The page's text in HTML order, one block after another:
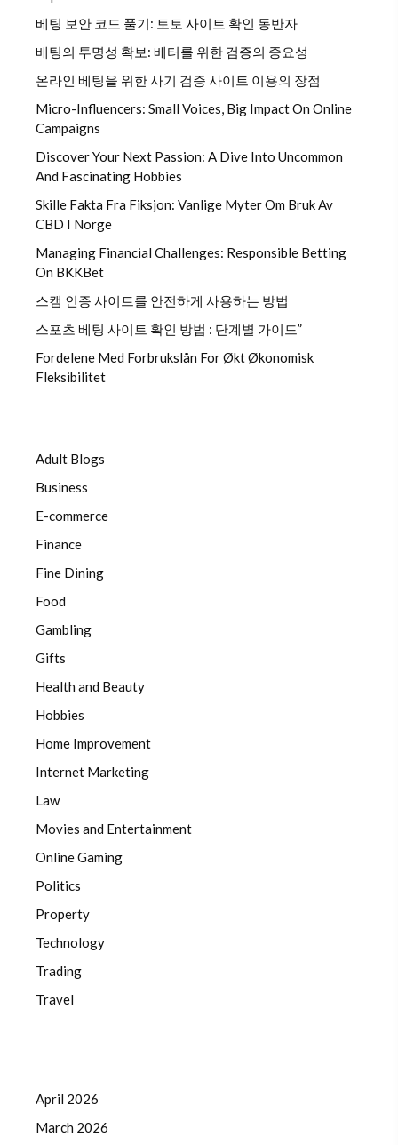
베팅 보안 코드 풀기: 토토 사이트 확인 동반자
베팅의 투명성 확보: 베터를 위한 검증의 중요성
온라인 베팅을 위한 사기 검증 사이트 이용의 장점
Micro-Influencers: Small Voices, Big Impact On Online
Campaigns
Discover Your Next Passion: A Dive Into Uncommon
And Fascinating Hobbies
Skille Fakta Fra Fiksjon: Vanlige Myter Om Bruk Av
CBD I Norge
Managing Financial Challenges: Responsible Betting
On BKKBet
스캠 인증 사이트를 안전하게 사용하는 방법
스포츠 베팅 사이트 확인 방법 : 단계별 가이드”
Fordelene Med Forbrukslån For Økt Økonomisk
Fleksibilitet
Adult Blogs
Business
E-commerce
Finance
Fine Dining
Food
Gambling
Gifts
Health and Beauty
Hobbies
Home Improvement
Internet Marketing
Law
Movies and Entertainment
Online Gaming
Politics
Property
Technology
Trading
Travel
April 2026
March 2026